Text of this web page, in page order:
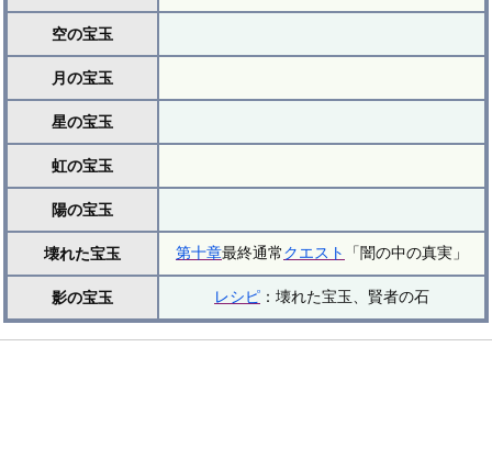
空の宝玉
月の宝玉
星の宝玉
虹の宝玉
陽の宝玉
壊れた宝玉 第十章最終通常クエスト 「闇の中の真実」
影の宝玉 レシピ ：壊れた宝玉、賢者の石